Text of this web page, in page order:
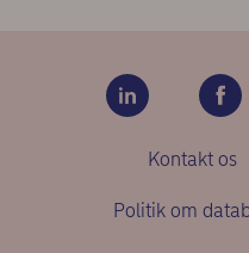
Kontakt os
Politik om